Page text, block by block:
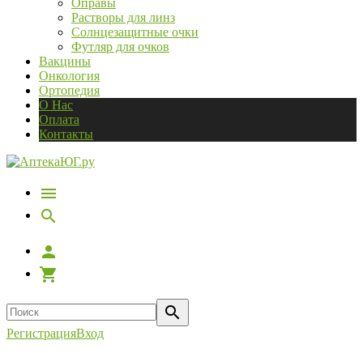
Оправы
Растворы для линз
Солнцезащитные очки
Футляр для очков
Вакцины
Онкология
Ортопедия
О Нас
Оплата
Контакты
РегистрацияВход